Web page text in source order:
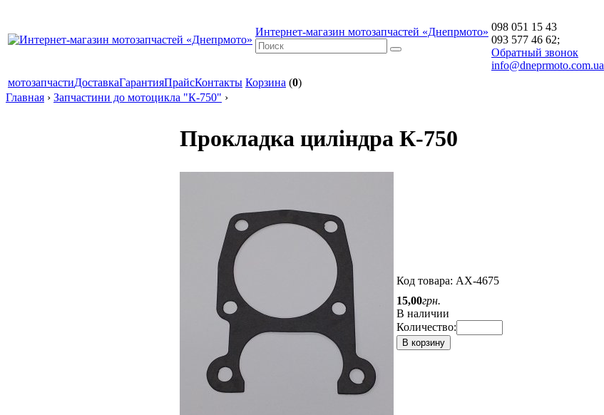
Интернет-магазин мотозапчастей «Днепрмото» 098 051 15 43
093 577 46 62;
Обратный звонок
info@dneprmoto.com.ua
мотозапчастиДоставкаГарантияПрайсКонтакты Корзина (0)
Главная › Запчастини до мотоцикла "К-750" ›
Прокладка циліндра К-750
Код товара: АХ-4675
15,00грн.
В наличии
Количество:
В корзину